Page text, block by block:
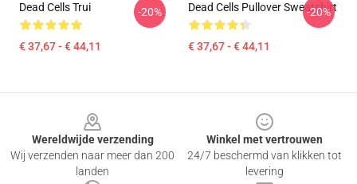
Dead Cells Trui
€ 37,67 - € 44,11
-20% Dead Cells Pullover Sweatshirt
€ 37,67 - € 44,11
-20%
Wereldwijde verzending
Wij verzenden naar meer dan 200
landen
Winkel met vertrouwen
24/7 beschermd van klikken tot
levering